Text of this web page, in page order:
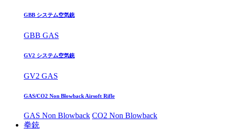
GBB システム空気銃
GBB GAS
GV2 システム空気銃
GV2 GAS
GAS/CO2 Non Blowback Airsoft Rifle
GAS Non Blowback CO2 Non Blowback
拳銃